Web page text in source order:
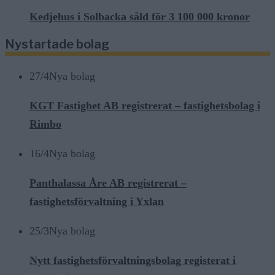
Kedjehus i Solbacka såld för 3 100 000 kronor
Nystartade bolag
27/4Nya bolag
KGT Fastighet AB registrerat – fastighetsbolag i
Rimbo
16/4Nya bolag
Panthalassa Åre AB registrerat –
fastighetsförvaltning i Yxlan
25/3Nya bolag
Nytt fastighetsförvaltningsbolag registerat i